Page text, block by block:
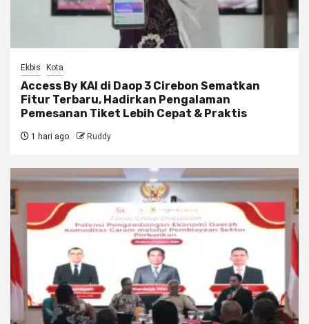
Ekbis Kota
Access By KAI di Daop 3 Cirebon Sematkan
Fitur Terbaru, Hadirkan Pengalaman
Pemesanan Tiket Lebih Cepat & Praktis
1 hari ago Ruddy